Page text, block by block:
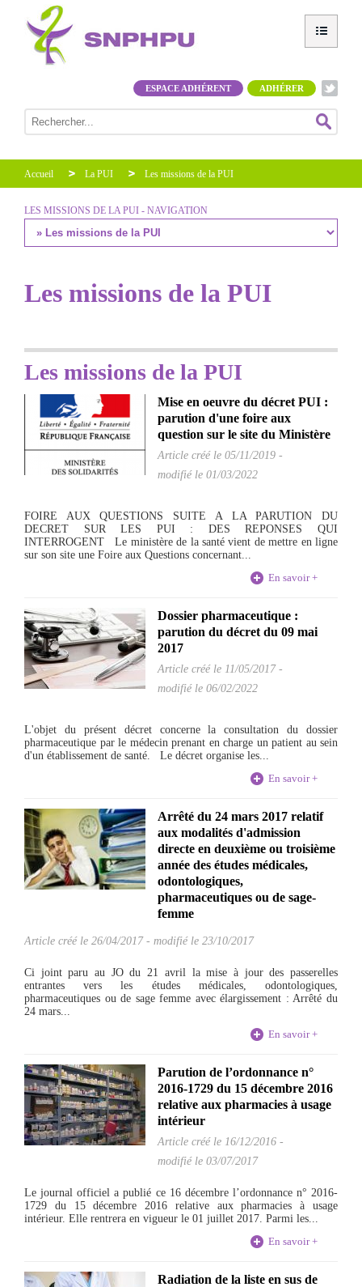
ADHÉRER
ESPACE ADHÉRENT
Accueil La PUI Les missions de la PUI
LES MISSIONS DE LA PUI - NAVIGATION
Les missions de la PUI
Les missions de la PUI
Mise en oeuvre du décret PUI :
parution d'une foire aux
question sur le site du Ministère
Article créé le 05/11/2019 -
modifié le 01/03/2022
FOIRE AUX QUESTIONS SUITE A LA PARUTION DU
DECRET SUR LES PUI : DES REPONSES QUI
INTERROGENT Le ministère de la santé vient de mettre en ligne
sur son site une Foire aux Questions concernant...
En savoir +
Dossier pharmaceutique :
parution du décret du 09 mai
2017
Article créé le 11/05/2017-
modifié le 06/02/2022
L'objet du présent décret concerne la consultation du dossier
pharmaceutique par le médecin prenant en charge un patient au sein
d'un établissement de santé. Le décret organise les...
En savoir +
Arrêté du 24 mars 2017 relatif
aux modalités d'admission
directe en deuxième ou troisième
année des études médicales,
odontologiques,
pharmaceutiques ou de sage-
femme
Article créé le 26/04/2017- modifié le 23/10/2017
Ci joint paru au JO du 21 avril la mise à jour des passerelles
entrantes vers les études médicales, odontologiques,
pharmaceutiques ou de sage femme avec élargissement : Arrêté du
24 mars...
En savoir +
Parution de l’ordonnance n°
2016-1729 du 15 décembre 2016
relative aux pharmacies à usage
intérieur
Article créé le 16/12/2016 -
modifié le 03/07/2017
Le journal officiel a publié ce 16 décembre l’ordonnance n° 2016-
1729 du 15 décembre 2016 relative aux pharmacies à usage
intérieur. Elle rentrera en vigueur le 01 juillet 2017. Parmi les...
En savoir +
Radiation de la liste en sus de